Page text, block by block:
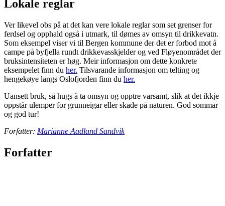
Lokale reglar
Ver likevel obs på at det kan vere lokale reglar som set grenser for
ferdsel og opphald også i utmark, til dømes av omsyn til drikkevatn.
Som eksempel viser vi til Bergen kommune der det er forbod mot å
campe på byfjella rundt drikkevasskjelder og ved Fløyenområdet der
bruksintensiteten er høg. Meir informasjon om dette konkrete
eksempelet finn du her. Tilsvarande informasjon om telting og
hengekøye langs Oslofjorden finn du her.
Uansett bruk, så hugs å ta omsyn og opptre varsamt, slik at det ikkje
oppstår ulemper for grunneigar eller skade på naturen. God sommar
og god tur!
Forfatter: Marianne Aadland Sandvik
Forfatter